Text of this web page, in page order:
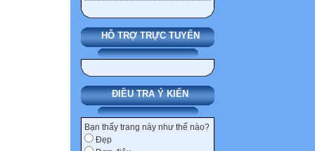
HỖ TRỢ TRỰC TUYẾN
ĐIỀU TRA Ý KIẾN
Bạn thấy trang này như thế nào?
Đẹp